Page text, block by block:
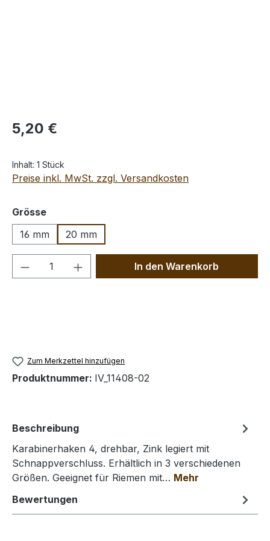
Regulärer Preis:
5,20 €
Inhalt: 1 Stück
Preise inkl. MwSt. zzgl. Versandkosten
Grösseauswählen
16 mm
20 mm
Produkt Anzahl: Gib denIn den Warenkorb
Zum Merkzettel hinzufügen
Produktnummer: IV_11408-02
Beschreibung
Karabinerhaken 4, drehbar, Zink legiert mit
Schnappverschluss. Erhältlich in 3 verschiedenen
Größen. Geeignet für Riemen mit… Mehr
Bewertungen